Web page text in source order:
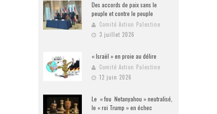
Des accords de paix sans le
peuple et contre le peuple
Comité Action Palestine
3 juillet 2026
« Israël » en proie au délire
Comité Action Palestine
12 juin 2026
Le « fou Netanyahou » neutralisé,
le « roi Trump » en échec